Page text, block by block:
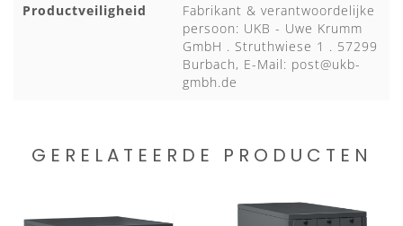
Productveiligheid
Fabrikant & verantwoordelijke
persoon: UKB - Uwe Krumm
GmbH . Struthwiese 1 . 57299
Burbach, E-Mail: post@ukb-
gmbh.de
GERELATEERDE PRODUCTEN